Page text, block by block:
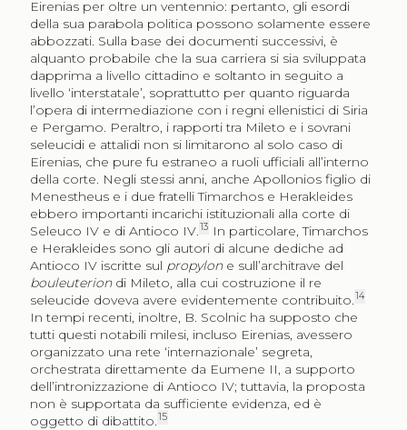
Eirenias per oltre un ventennio: pertanto, gli esordi
della sua parabola politica possono solamente essere
abbozzati. Sulla base dei documenti successivi, è
alquanto probabile che la sua carriera si sia sviluppata
dapprima a livello cittadino e soltanto in seguito a
livello ‘interstatale’, soprattutto per quanto riguarda
l’opera di intermediazione con i regni ellenistici di Siria
e Pergamo. Peraltro, i rapporti tra Mileto e i sovrani
seleucidi e attalidi non si limitarono al solo caso di
Eirenias, che pure fu estraneo a ruoli ufficiali all’interno
della corte. Negli stessi anni, anche Apollonios figlio di
Menestheus e i due fratelli Timarchos e Herakleides
ebbero importanti incarichi istituzionali alla corte di
Seleuco IV e di Antioco IV.13 In particolare, Timarchos
e Herakleides sono gli autori di alcune dediche ad
Antioco IV iscritte sul propylon e sull’architrave del
bouleuterion di Mileto, alla cui costruzione il re
seleucide doveva avere evidentemente contribuito.14
In tempi recenti, inoltre, B. Scolnic ha supposto che
tutti questi notabili milesi, incluso Eirenias, avessero
organizzato una rete ‘internazionale’ segreta,
orchestrata direttamente da Eumene II, a supporto
dell’intronizzazione di Antioco IV; tuttavia, la proposta
non è supportata da sufficiente evidenza, ed è
oggetto di dibattito.15